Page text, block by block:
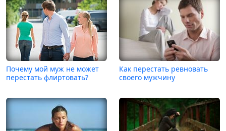
Почему мой муж не может
перестать флиртовать?
Как перестать ревновать
своего мужчину